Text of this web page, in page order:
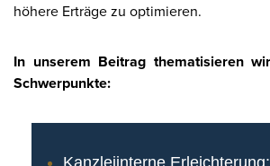
höhere Erträge zu optimieren.
In unserem Beitrag thematisieren
Schwerpunkte:
Kanzleiinterne